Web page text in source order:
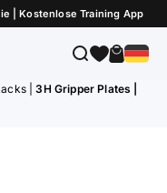
| Kostenlose Training App
Suche
3H Gripper Plates |